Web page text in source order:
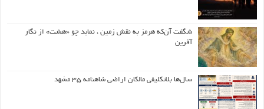
شگفت آن‌که هرمز به نقش زمین ، نماید چو «هشت» از نگار
آفرین
سال‌ها بلاتکلیفی مالکان اراضی شاهنامه ۳۵ مشهد